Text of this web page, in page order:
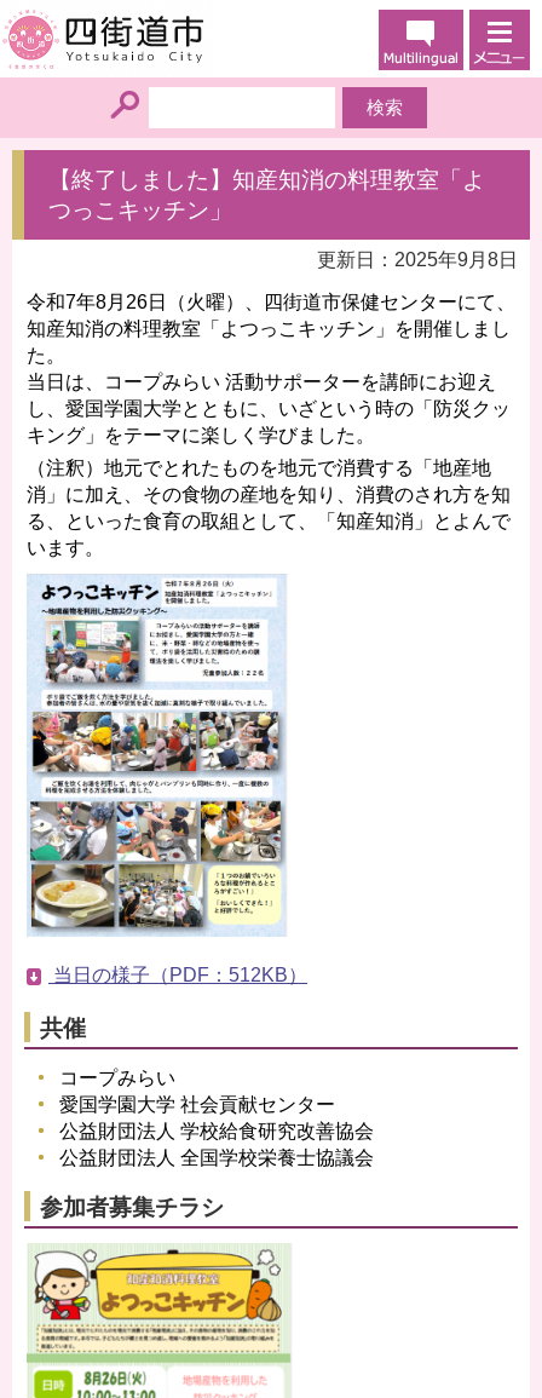
【終了しました】知産知消の料理教室「よ
つっこキッチン」
更新日：2025年9月8日
令和7年8月26日（火曜）、四街道市保健センターにて、
知産知消の料理教室「よつっこキッチン」を開催しまし
た。
当日は、コープみらい 活動サポーターを講師にお迎え
し、愛国学園大学とともに、いざという時の「防災クッ
キング」をテーマに楽しく学びました。
（注釈）地元でとれたものを地元で消費する「地産地
消」に加え、その食物の産地を知り、消費のされ方を知
る、といった食育の取組として、「知産知消」とよんで
います。
当日の様子（PDF：512KB）
共催
コープみらい
愛国学園大学 社会貢献センター
公益財団法人 学校給食研究改善協会
公益財団法人 全国学校栄養士協議会
参加者募集チラシ